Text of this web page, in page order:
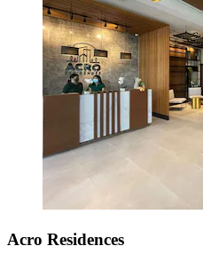
Acro Residences